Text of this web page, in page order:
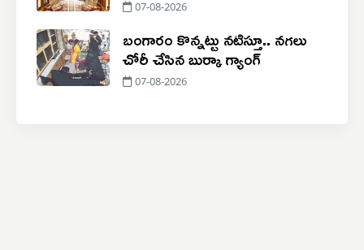
07-08-2026
బంగారం కొన్నట్టు నటిస్తూ.. నగలు
చోరీ చేసిన బుర్కా గ్యాంగ్
07-08-2026